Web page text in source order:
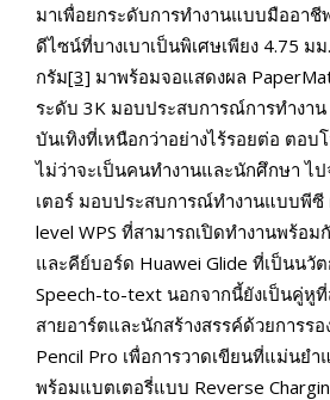
มาเพื่อยกระดับการทำงานแบบมืออาชี
ดีไซน์ที่บางเบาเป็นพิเศษเพียง 4.75 ม
กรัม[3] มาพร้อมจอแสดงผล
ระดับ 3K มอบประสบการณ์การทำงาน
บันเทิงที่เหนือกว่าอย่างไร้รอยต่อ ตอบ
ไม่ว่าจะเป็นคนทำงานและนักศึกษา ไ
เตอร์ มอบประสบการณ์ทำงานแบบพีซี
level WPS ที่สามารถเปิดทำงานพร้อ
และคีย์บอร์ด Huawei Glide ที่เป็นนวั
Speech-to-text นอกจากนี้ยังเป็นคู่
สายอาร์ตและนักสร้างสรรค์ด้วยการร
Pencil Pro เพื่อการวาดเขียนที่แม่นยำ
พร้อมแบตเตอรี่แบบ Reverse